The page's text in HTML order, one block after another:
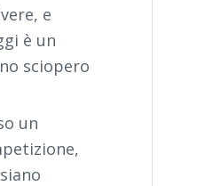
e
è un
sciopero
un